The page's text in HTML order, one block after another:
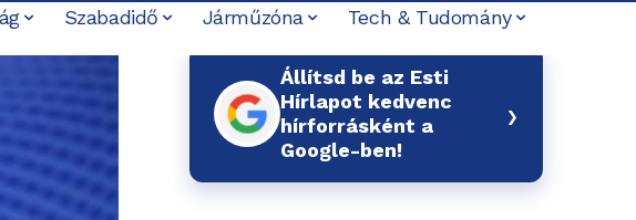
Szabadidő Járműzóna
Tech & Tudomány
Állítsd be az Esti
Hírlapot kedvenc
hírforrásként a
Google-ben!
›